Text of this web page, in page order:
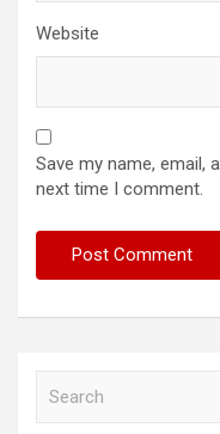
Website
Save my name, email,
next time I comment.